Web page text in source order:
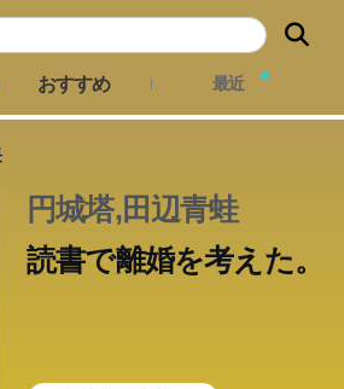
おすすめ 最近
円城塔,田辺青蛙
読書で離婚を考えた。